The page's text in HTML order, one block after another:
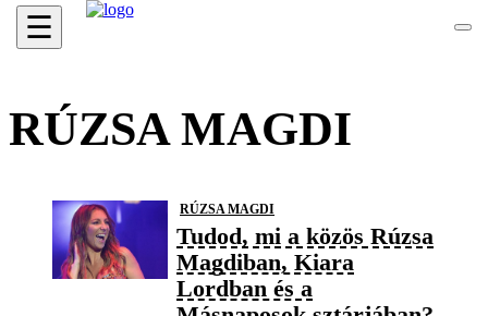
☰
RÚZSA MAGDI
RÚZSA MAGDI
Tudod, mi a közös Rúzsa
Magdiban, Kiara
Lordban és a